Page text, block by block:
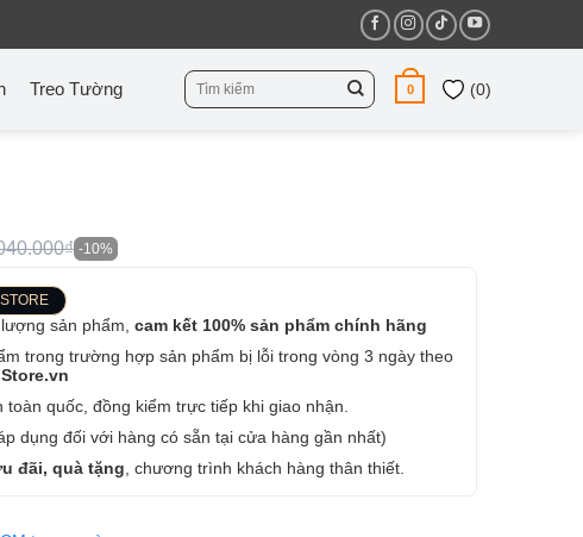
Treo Tường
Tìm
kiếm:
0 (0)
-10%
sản phẩm, cam kết 100% sản phẩm chính hãng
trong trường hợp sản phẩm bị lỗi trong vòng 3 ngày theo
toàn quốc, đồng kiểm trực tiếp khi giao nhận.
dụng đối với hàng có sẵn tại cửa hàng gần nhất)
đãi, quà tặng , chương trình khách hàng thân thiết.